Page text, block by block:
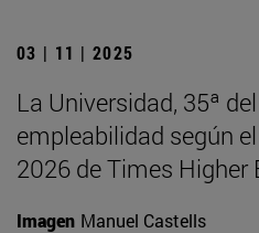
03 | 11 | 2025
La Universidad, 35ª
empleabilidad según
2026 de Times Higher
Imagen Manuel Castells